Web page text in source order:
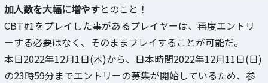
加人数を大幅に増やすとのこと！
CBT#1をプレイした事があるプレイヤーは、再度エントリ
ーする必要はなく、そのままプレイすることが可能だ。
本日2022年12月1日(木)から、日本時間2022年12月11日(日)
の23時59分までエントリーの募集が開始しているため、参